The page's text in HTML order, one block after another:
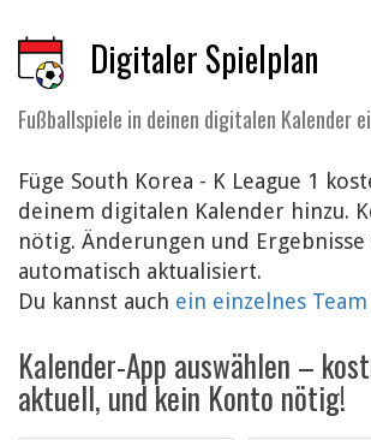
Digitaler Spielplan
Fußballspiele in deinen digitalen Kalender
Füge South Korea - K League 1
deinem digitalen Kalender hinzu.
nötig. Änderungen und
automatisch aktualisiert.
Du kannst auch ein einzelnes
Kalender-App auswählen –
aktuell, und kein Konto nötig!